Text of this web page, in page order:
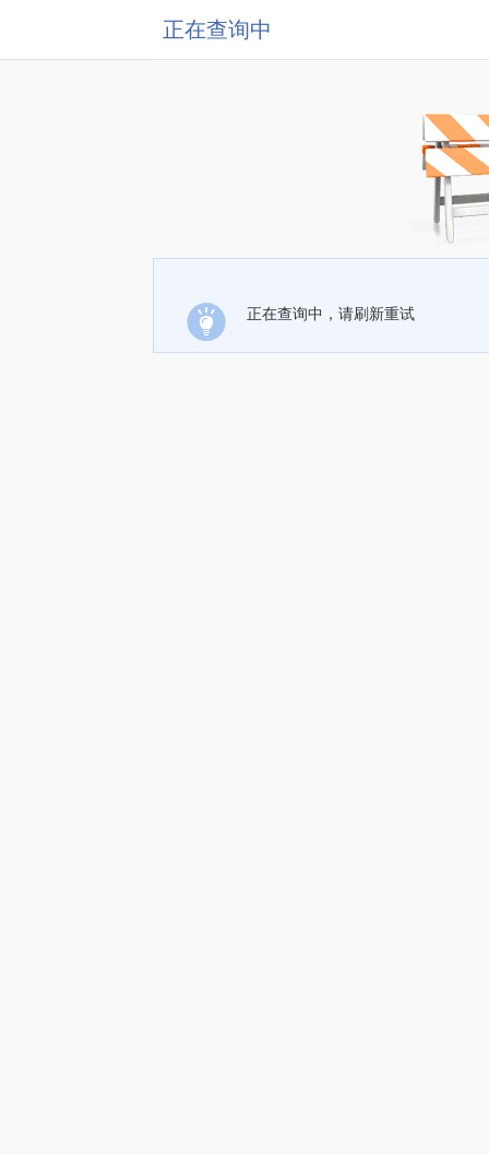
正在查询中
正在查询中，请刷新重试